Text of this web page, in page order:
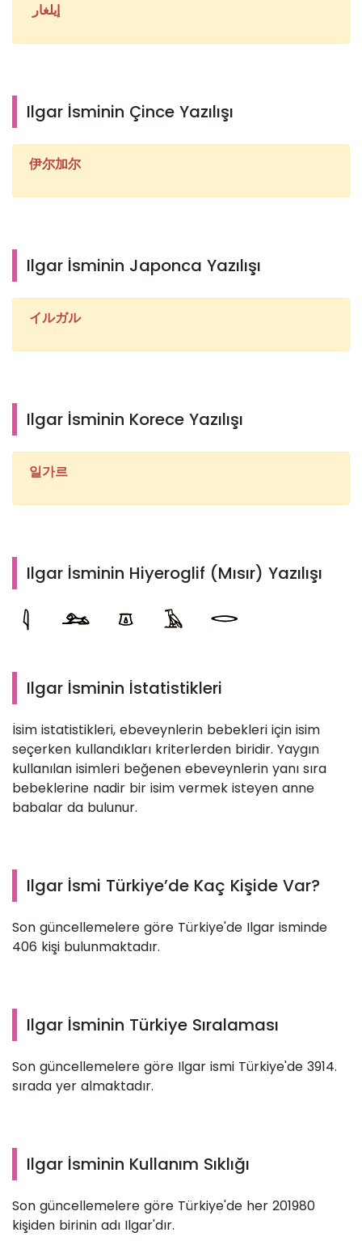
إيلغار
Ilgar İsminin Çince Yazılışı
伊尔加尔
Ilgar İsminin Japonca Yazılışı
イルガル
Ilgar İsminin Korece Yazılışı
일가르
Ilgar İsminin Hiyeroglif (Mısır) Yazılışı
Ilgar İsminin İstatistikleri
İsim istatistikleri, ebeveynlerin bebekleri için isim
seçerken kullandıkları kriterlerden biridir. Yaygın
kullanılan isimleri beğenen ebeveynlerin yanı sıra
bebeklerine nadir bir isim vermek isteyen anne
babalar da bulunur.
Ilgar İsmi Türkiye’de Kaç Kişide Var?
Son güncellemelere göre Türkiye'de Ilgar isminde
406 kişi bulunmaktadır.
Ilgar İsminin Türkiye Sıralaması
Son güncellemelere göre Ilgar ismi Türkiye'de 3914.
sırada yer almaktadır.
Ilgar İsminin Kullanım Sıklığı
Son güncellemelere göre Türkiye'de her 201980
kişiden birinin adı Ilgar'dır.